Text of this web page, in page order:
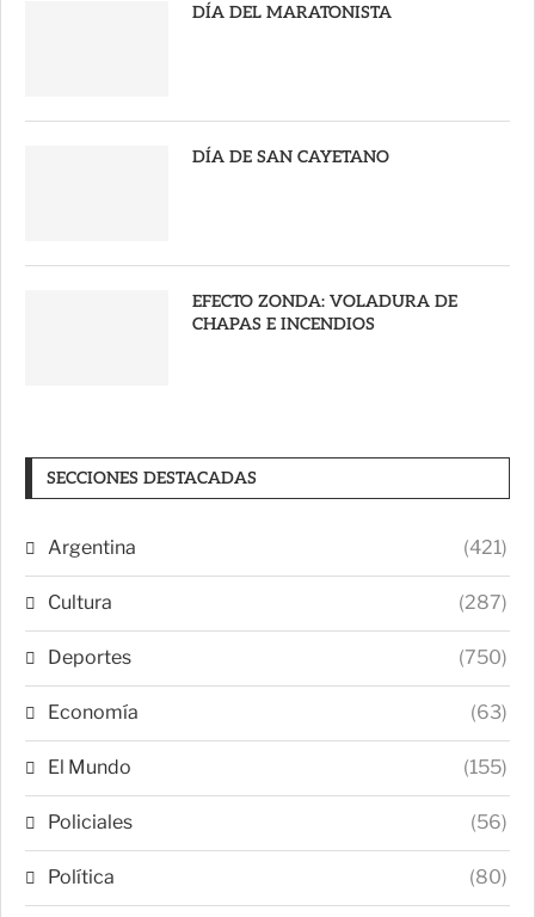
DÍA DEL MARATONISTA
DÍA DE SAN CAYETANO
EFECTO ZONDA: VOLADURA DE
CHAPAS E INCENDIOS
SECCIONES DESTACADAS
Argentina (421)
Cultura (287)
Deportes (750)
Economía (63)
El Mundo (155)
Policiales (56)
Política (80)